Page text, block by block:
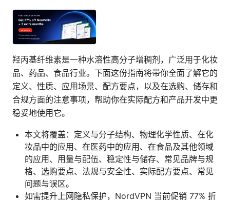
羟丙基纤维素是一种水溶性高分子增稠剂，广泛用于化妆
品、药品、食品行业。下面这份指南将带你全面了解它的
定义、性质、应用场景、配方要点，以及在选购、储存和
合规方面的注意事项，帮助你在实际配方和产品开发中更
稳妥地使用它。
本文将覆盖：定义与分子结构、物理化学性质、在化
妆品中的应用、在医药中的应用、在食品及其他领域
的应用、用量与配伍、稳定性与储存、常见品牌与规
格、选购要点、法规与安全性、实际配方要点、常见
问题与误区。
如需提升上网隐私保护，NordVPN 当前促销 77% 折